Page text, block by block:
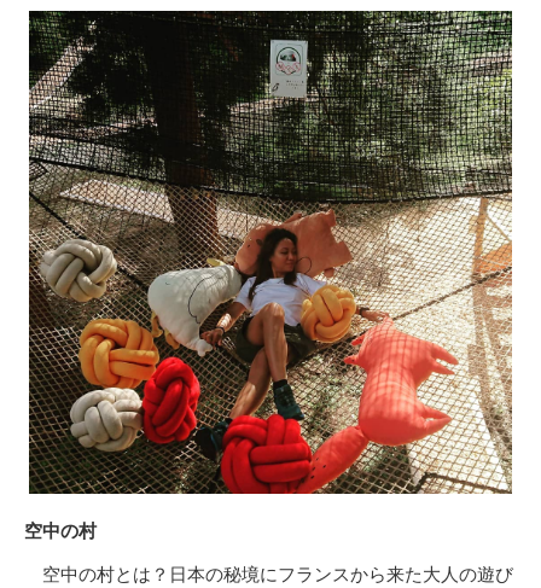
空中の村
空中の村とは？日本の秘境にフランスから来た大人の遊び